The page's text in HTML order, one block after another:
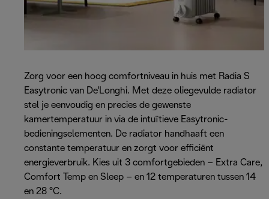
Zorg voor een hoog comfortniveau in huis met Radia S
Easytronic van De'Longhi. Met deze oliegevulde radiator
stel je eenvoudig en precies de gewenste
kamertemperatuur in via de intuïtieve Easytronic-
bedieningselementen. De radiator handhaaft een
constante temperatuur en zorgt voor efficiënt
energieverbruik. Kies uit 3 comfortgebieden – Extra Care,
Comfort Temp en Sleep – en 12 temperaturen tussen 14
en 28 °C.